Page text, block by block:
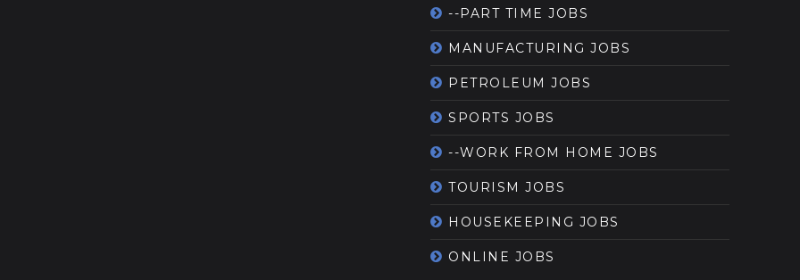
--PART TIME JOBS
MANUFACTURING JOBS
PETROLEUM JOBS
SPORTS JOBS
--WORK FROM HOME JOBS
TOURISM JOBS
HOUSEKEEPING JOBS
ONLINE JOBS